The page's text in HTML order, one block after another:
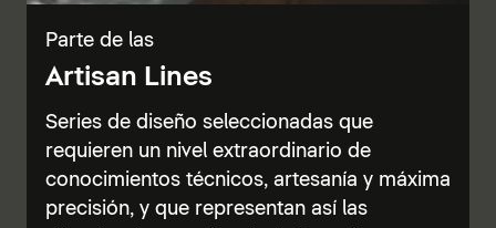
Parte de las
Artisan Lines
Series de diseño seleccionadas que
requieren un nivel extraordinario de
conocimientos técnicos, artesanía y máxima
precisión, y que representan así las